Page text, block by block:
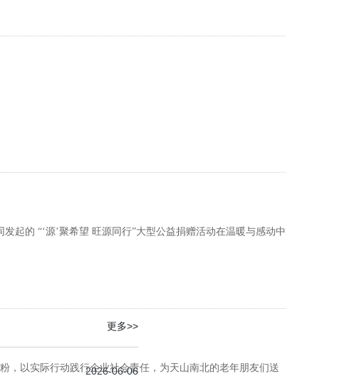
起的 “‘源’聚希望 旺源同行”大型公益捐赠活动在温暖与感动中
，以实际行动践行企业社会责任，为天山南北的老年朋友们送
更多>>
2026-06-06